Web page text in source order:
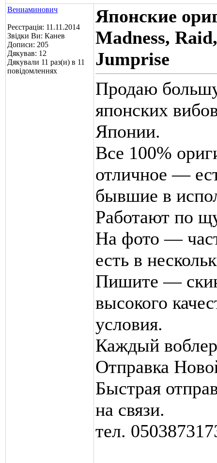
Вениаминович
Реєстрація: 11.11.2014
Звідки Ви: Канев
Дописи: 205
Дякував: 12
Дякували 11 раз(и) в 11
повідомленнях
Японские
Madness,
Jumprise
Продаю
японских
Японии.
Все 100%
отличное —
бывшие в
Работают по
На фото —
есть в
Пишите —
высокого
условия.
Каждый
Отправка
Быстрая
на связи.
тел.